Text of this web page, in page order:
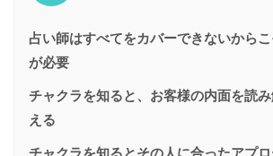
占い師はすべてをカバーできないからこ
が必要
チャクラを知ると、お客様の内面を読
える